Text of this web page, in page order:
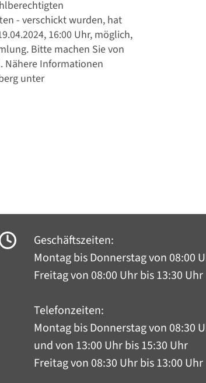
- verschickt wurden, hat
16:00 Uhr, möglich,
Bitte machen Sie von
Nähere Informationen
unter
Geschäftszeiten:
Montag bis Donnerstagvon 08:00
Freitag von 08:00 Uhr bis 13:30 Uhr
Telefonzeiten:
Montag bis Donnerstagvon 08:30
und von 13:00 Uhr bis 15:30 Uhr
Freitag von 08:30 Uhr bis 13:00 Uhr